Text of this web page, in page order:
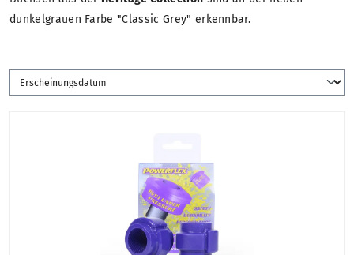
dunkelgrauen Farbe "Classic Grey" erkennbar.